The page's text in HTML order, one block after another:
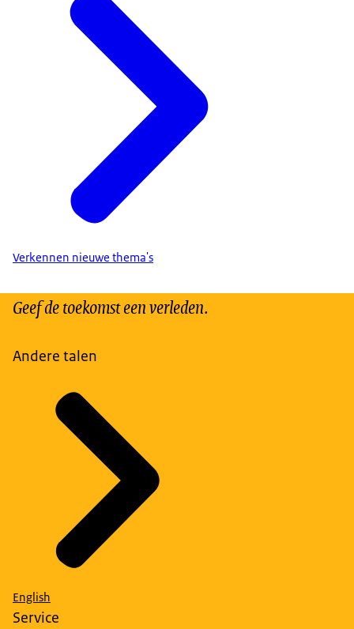
Verkennen nieuwe thema's
Geef de toekomst een verleden.
Andere talen
English
Service